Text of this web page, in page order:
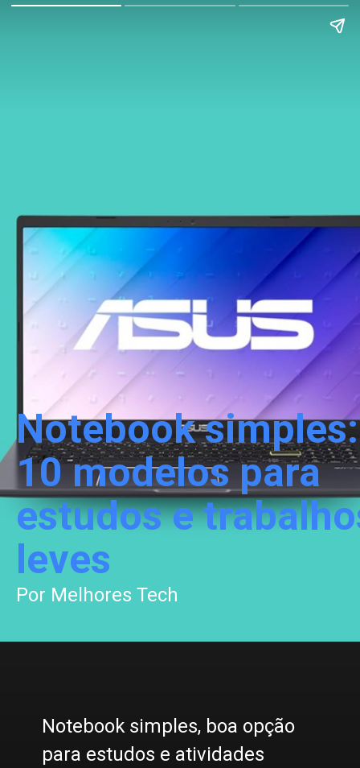
Notebook simples:
10 modelos para
estudos e
leves
Por Melhores Tech
Notebook simples, boa opção
para estudos e atividades